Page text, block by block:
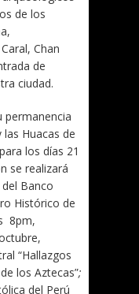
de los
Chan
de
ciudad.
permanencia
Huacas de
los días 21
se realizará
Banco
Histórico de
8pm,
“Hallazgos
los Aztecas”;
del Perú